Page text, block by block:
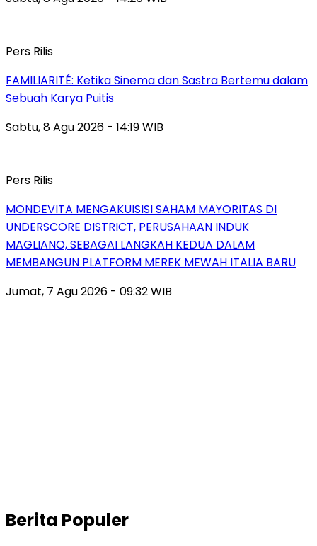
Pers Rilis
FAMILIARITÉ: Ketika Sinema dan Sastra Bertemu dalam
Sebuah Karya Puitis
Sabtu, 8 Agu 2026 - 14:19 WIB
Pers Rilis
MONDEVITA MENGAKUISISI SAHAM MAYORITAS DI
UNDERSCORE DISTRICT, PERUSAHAAN INDUK
MAGLIANO, SEBAGAI LANGKAH KEDUA DALAM
MEMBANGUN PLATFORM MEREK MEWAH ITALIA BARU
Jumat, 7 Agu 2026 - 09:32 WIB
Berita Populer